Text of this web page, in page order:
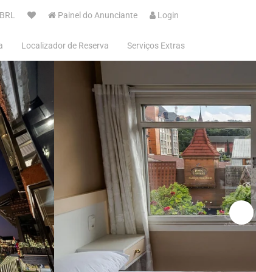
BRL Painel do Anunciante Login
Localizador de Reserva Serviços Extras